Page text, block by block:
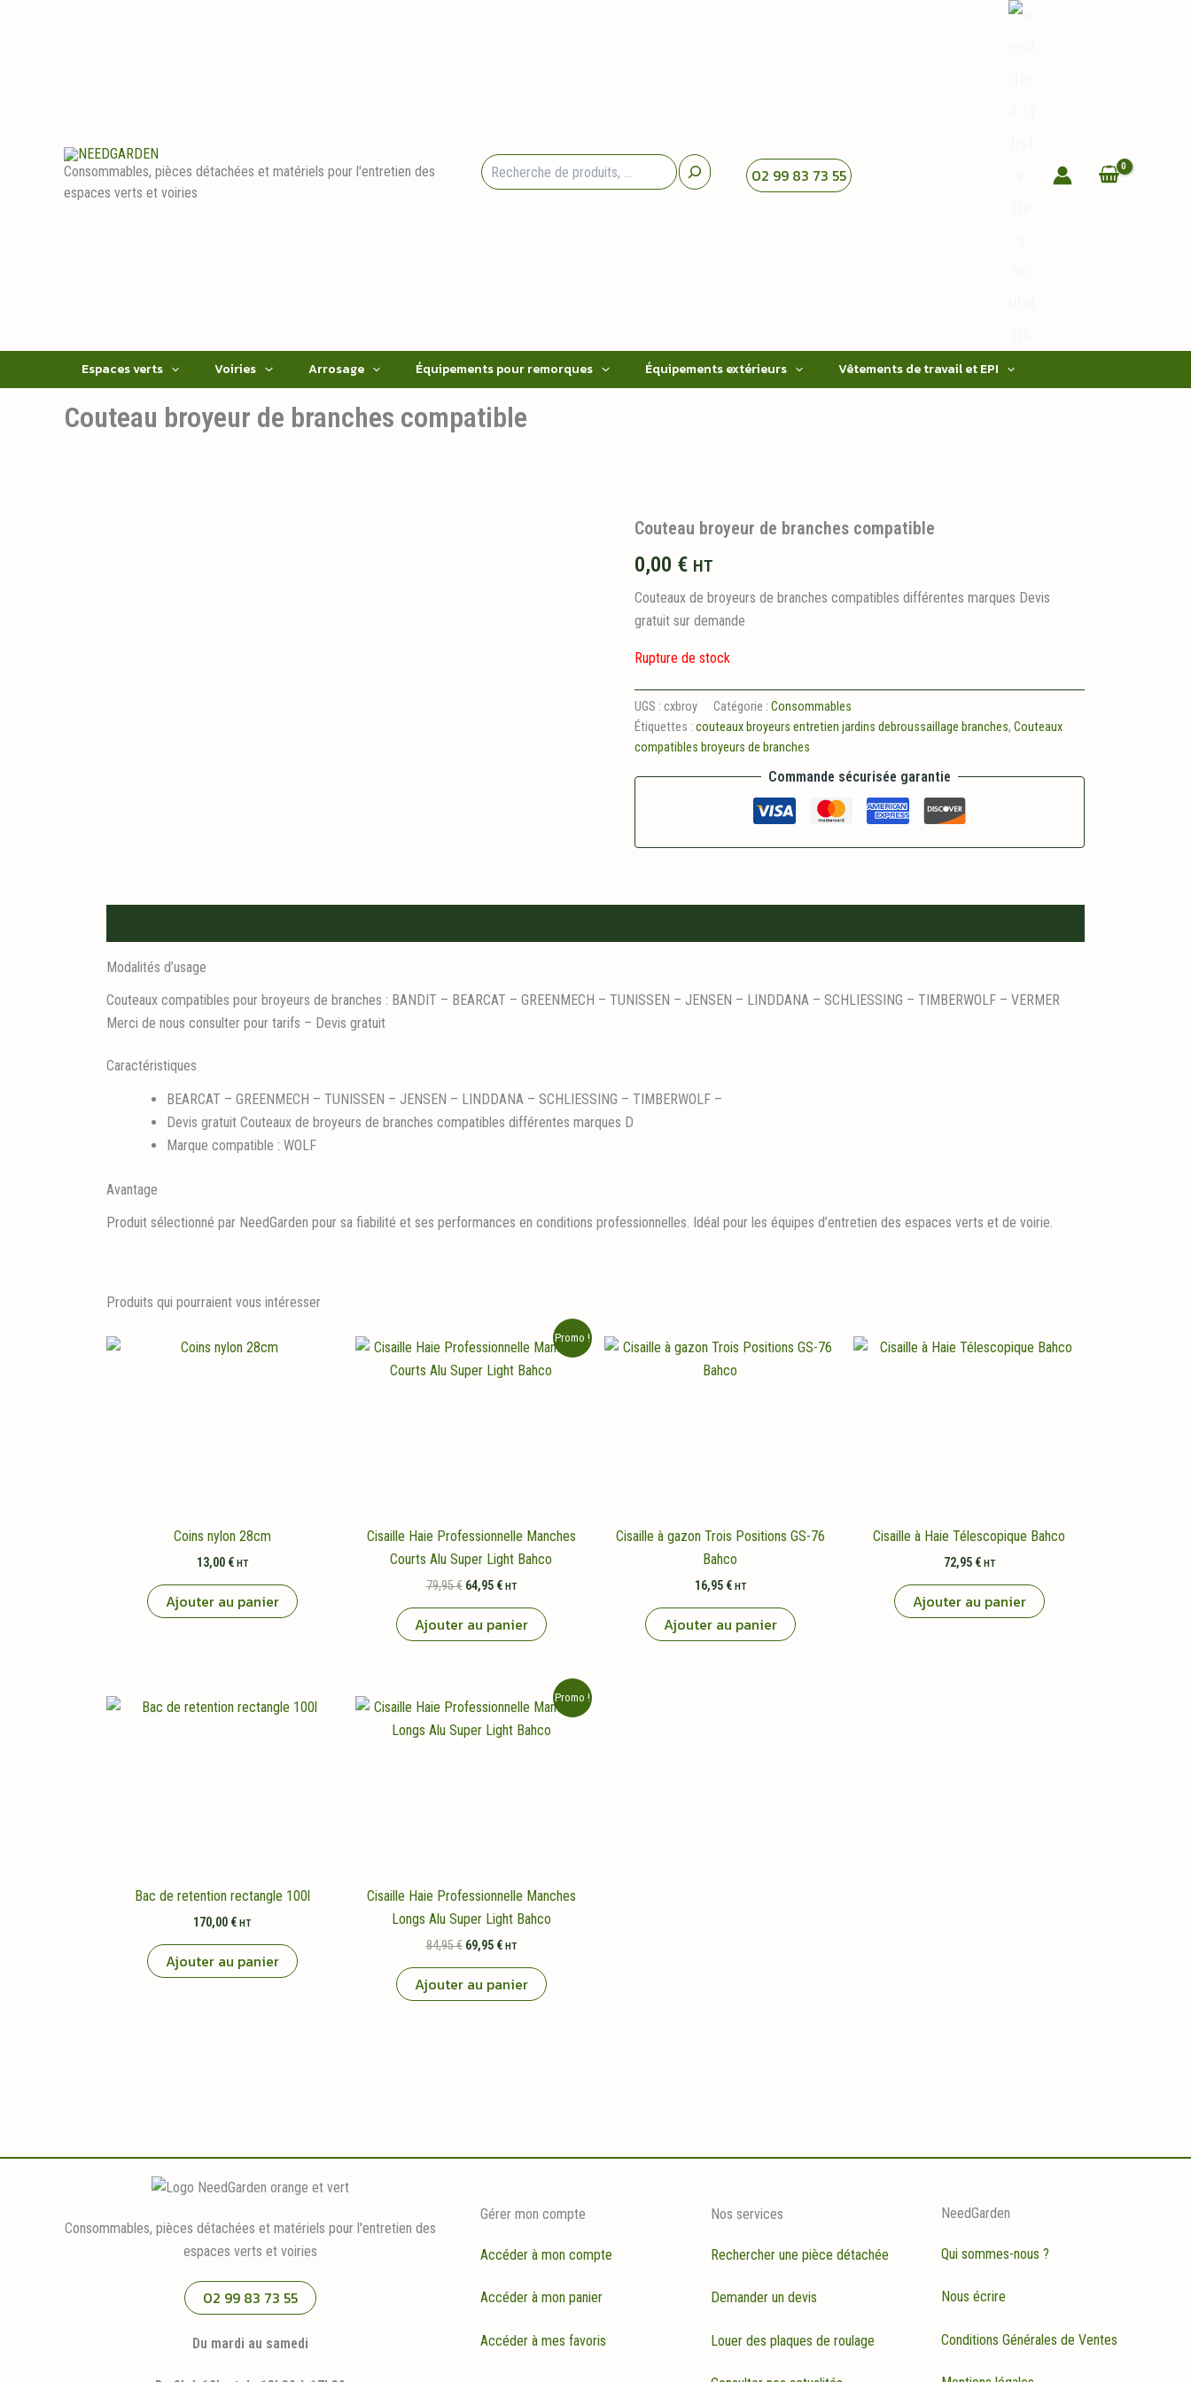
Consommables, pièces détachées et matériels pour l'entretien des
espaces verts et voiries
02 99 83 73 55
Espaces verts Voiries Arrosage Équipements pour remorques Équipements extérieurs Vêtements de travail et EPI
Couteau broyeur de branches compatible
Couteau broyeur de branches compatible
0,00 € HT
Couteaux de broyeurs de branches compatibles différentes marques Devis
gratuit sur demande
Rupture de stock
UGS :cxbroy Catégorie :Consommables
Étiquettes :couteaux broyeurs entretien jardins debroussaillage branches,Couteaux
compatibles broyeurs de branches
Commande sécurisée garantie
Modalités d’usage
Couteaux compatibles pour broyeurs de branches : BANDIT – BEARCAT – GREENMECH – TUNISSEN – JENSEN – LINDDANA – SCHLIESSING – TIMBERWOLF – VERMER
Merci de nous consulter pour tarifs – Devis gratuit
Caractéristiques
BEARCAT – GREENMECH – TUNISSEN – JENSEN – LINDDANA – SCHLIESSING – TIMBERWOLF –
Devis gratuit Couteaux de broyeurs de branches compatibles différentes marques D
Marque compatible : WOLF
Avantage
Produit sélectionné par NeedGarden pour sa fiabilité et ses performances en conditions professionnelles. Idéal pour les équipes d’entretien des espaces verts et de voirie.
Produits qui pourraient vous intéresser
Coins nylon 28cm
13,00 € HT
Ajouter au panier
Promo !
Cisaille Haie Professionnelle Manches
Courts Alu Super Light Bahco
79,95€ Le
était :
64,95 €Le
actuel
est :
HT
Ajouter au panier
Cisaille à gazon Trois Positions GS-76
Bahco
16,95 € HT
Ajouter au panier
Cisaille à Haie Télescopique Bahco
72,95 € HT
Ajouter au panier
Bac de retention rectangle 100l
170,00 € HT
Ajouter au panier
Promo !
Cisaille Haie Professionnelle Manches
Longs Alu Super Light Bahco
84,95€ Le
était :
69,95 €Le
actuel
est :
HT
Ajouter au panier
Consommables, pièces détachées et matériels pour l'entretien des
espaces verts et voiries
02 99 83 73 55
Du mardi au samedi
Gérer mon compte
Accéder à mon compte
Accéder à mon panier
Accéder à mes favoris
Nos services
Rechercher une pièce détachée
Demander un devis
Louer des plaques de roulage
NeedGarden
Qui sommes-nous ?
Nous écrire
Conditions Générales de Ventes